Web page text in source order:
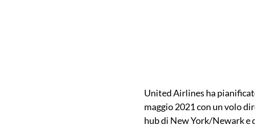
United Airlines ha
maggio 2021 con un volo
hub di New York/Newark e